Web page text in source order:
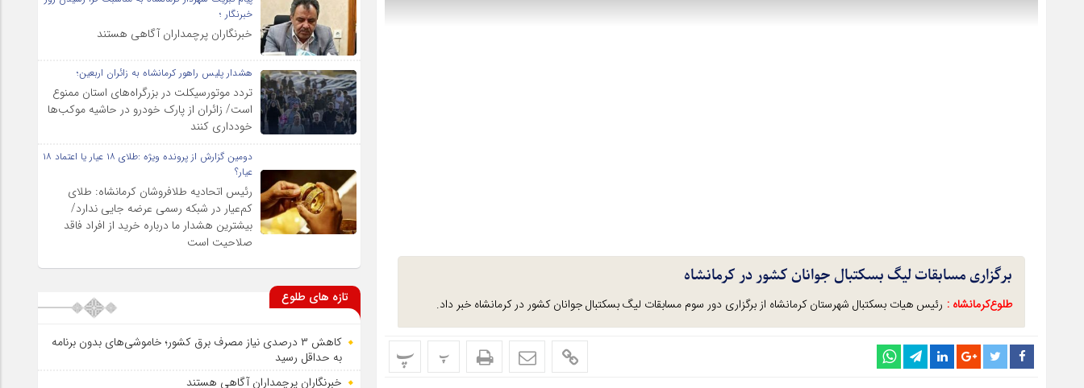
برگزاری مسابقات لیگ بسکتبال جوانان کشور در کرمانشاه
طلوع‌‌کرمانشاه : رئیس هیات بسکتبال شهرستان کرمانشاه از برگزاری دور سوم مسابقات لیگ بسکتبال جوانان کشور در کرمانشاه خبر داد.
پ پ
خبرنگار ؛
خبرنگاران پرچمداران آگاهی هستند
هشدار پلیس راهور کرمانشاه به زائران اربعین؛
تردد موتورسیکلت در بزرگراه‌های استان ممنوع
است/ زائران از پارک خودرو در حاشیه موکب‌ها
خودداری کنند
دومین گزارش از پرونده ویژه :طلای ۱۸ عیار یا اعتماد ۱۸
عیار؟
رئیس اتحادیه طلافروشان کرمانشاه: طلای
کم‌عیار در شبکه رسمی عرضه جایی ندارد/
بیشترین هشدار ما درباره خرید از افراد فاقد
صلاحیت است
تازه های طلوع
کاهش ۳ درصدی نیاز مصرف برق کشور؛ خاموشی‌های بدون برنامه
به حداقل رسید
خبرنگاران پرچمداران آگاهی هستند